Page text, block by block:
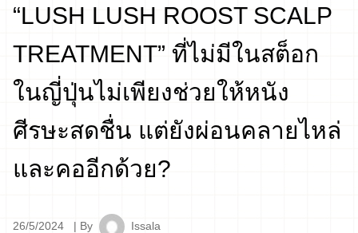
“LUSH LUSH ROOST SCALP
TREATMENT” ที่ไม่มีในสต็อก
ในญี่ปุ่นไม่เพียงช่วยให้หนัง
ศีรษะสดชื่น แต่ยังผ่อนคลายไหล่
และคออีกด้วย?
26/5/2024 | By Issala